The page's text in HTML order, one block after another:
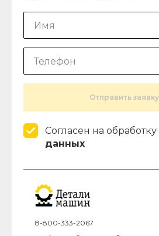
Отправить заявку
Согласен на обработку
данных
8-800-333-2067